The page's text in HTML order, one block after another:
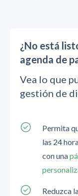
¿No está
agenda de
Vea lo que
gestión de
Permita
las 24
con una
Reduzca